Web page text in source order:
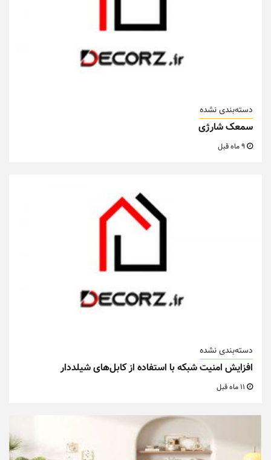
دسته‌بندی نشده
سمعک شارژی
دسته‌بندی نشده
افزایش امنیت شبکه با استفاده از کابل‌های شیلددار